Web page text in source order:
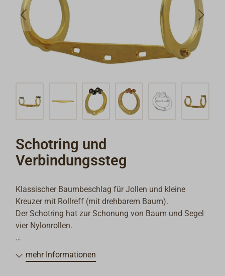
Schotring und
Verbindungssteg
Klassischer Baumbeschlag für Jollen und kleine
Kreuzer mit Rollreff (mit drehbarem Baum).
Der Schotring hat zur Schonung von Baum und Segel
vier Nylonrollen.
Für eine einfache Schotführung wird nur der Schotring
benutzt. Aus dem Verbindungssteg (Länge 300 mm)
mehr Informationen